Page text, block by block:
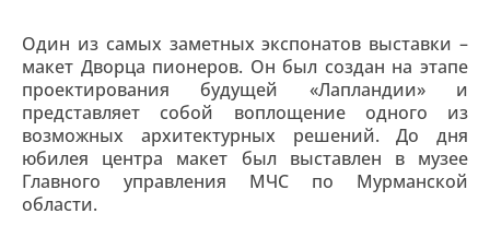
Один из самых заметных экспонатов выставки –
макет Дворца пионеров. Он был создан на этапе
проектирования будущей «Лапландии» и
представляет собой воплощение одного из
возможных архитектурных решений. До дня
юбилея центра макет был выставлен в музее
Главного управления МЧС по Мурманской
области.